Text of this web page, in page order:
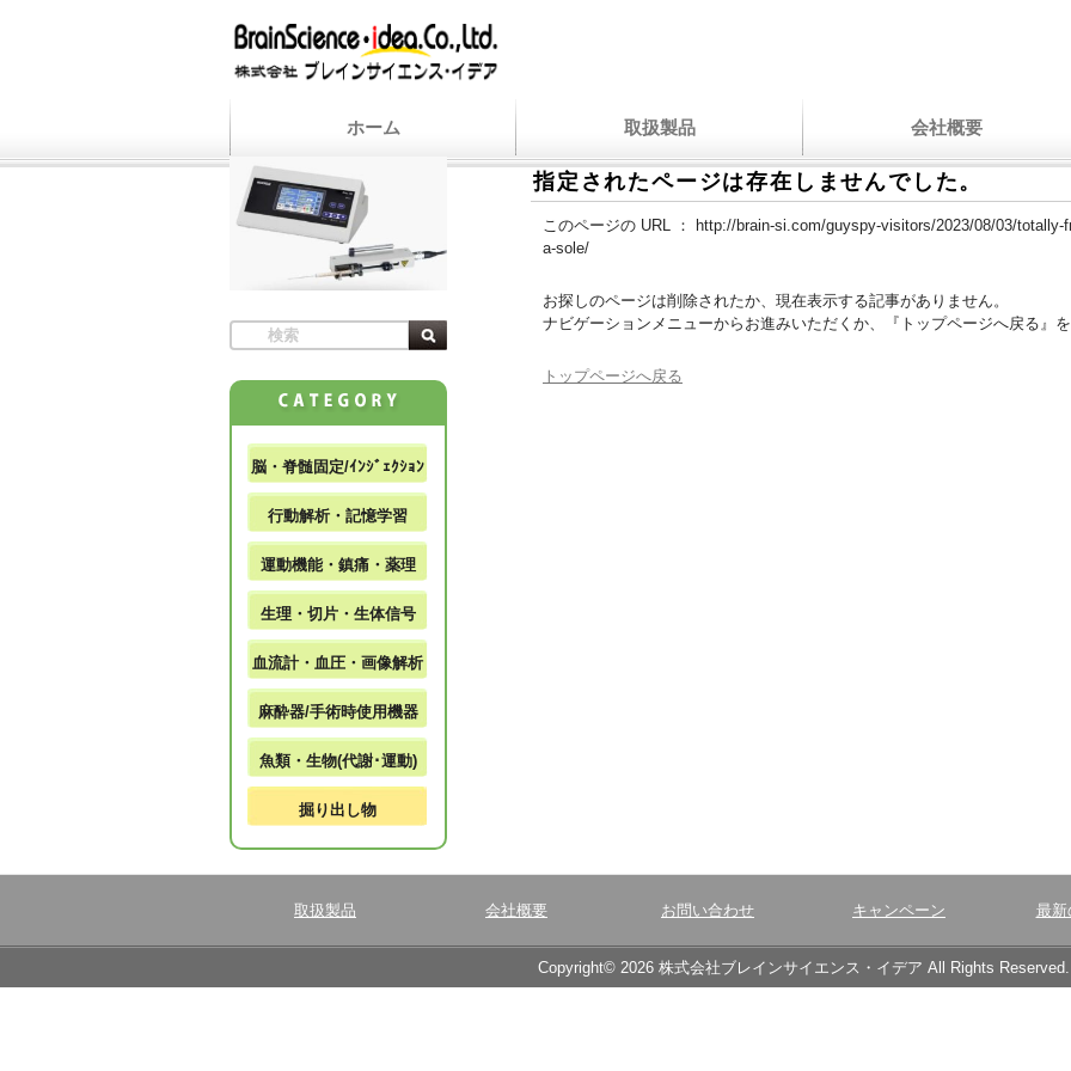
ホーム 取扱製品 会社概要
指定されたページは存在しませんでした。
このページの URL ：
http://brain-si.com/guyspy-visitors/2023/08/03/totally-
a-sole/
お探しのページは削除されたか、現在表示する記事がありません。
ナビゲーションメニューからお進みいただくか、『トップページへ戻る』を
トップページへ戻る
脳・脊髄固定/ｲﾝｼﾞｪｸｼｮﾝ
行動解析・記憶学習
運動機能・鎮痛・薬理
生理・切片・生体信号
血流計・血圧・画像解析
麻酔器/手術時使用機器
魚類・生物(代謝･運動)
掘り出し物
取扱製品 会社概要 お問い合わせ キャンペーン 最新
Copyright© 2026 株式会社ブレインサイエンス・イデア All Rights Reserved.